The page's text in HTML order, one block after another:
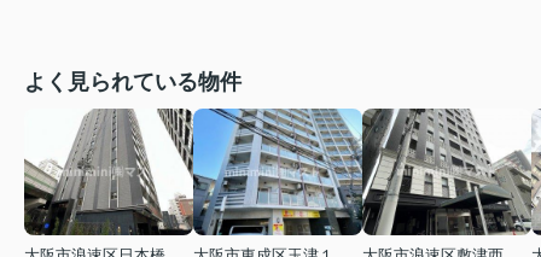
よく見られている物件